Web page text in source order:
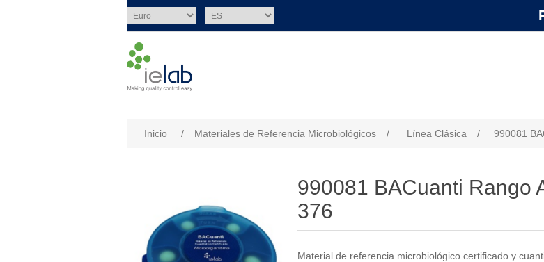
Inicio / Materiales de Referencia Microbiológicos / Línea Clásica / 990081
990081 BACuanti Rango
376
Material de referencia microbiológico certificado y